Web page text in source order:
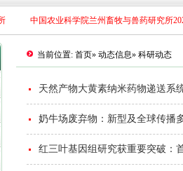
中国农业科学院兰州畜牧与兽药研究所
当前位置: 首页» 动态信息» 科研动态
天然产物大黄素纳米药物递送系
奶牛场废弃物：新型及全球传播
红三叶基因组研究获重要突破